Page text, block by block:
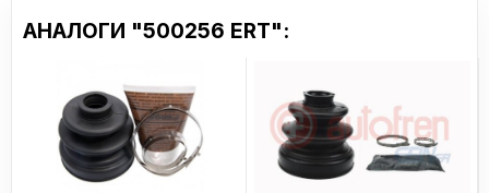
АНАЛОГИ "500256 ERT":